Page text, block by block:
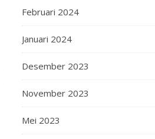
Februari 2024
Januari 2024
Desember 2023
November 2023
Mei 2023